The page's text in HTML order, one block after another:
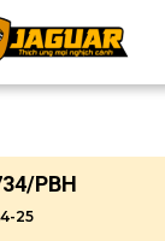
PBH
25